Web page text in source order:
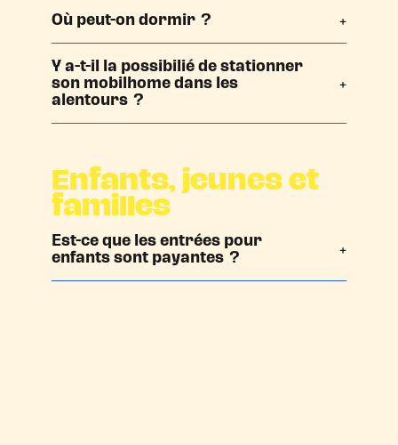
Où peut-on dormir ?
Y a-t-il la possibilié de stationner
son mobilhome dans les
alentours ?
Enfants, jeunes et
familles
Est-ce que les entrées pour
enfants sont payantes ?